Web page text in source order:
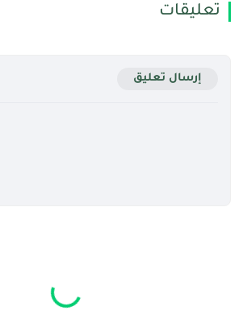
تعليقات
إرسال تعليق